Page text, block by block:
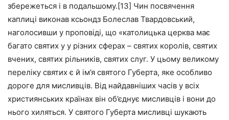
збережеться і в подальшому.[13] Чин посвячення
каплиці виконав ксьондз Болеслав Твардовський,
наголосивши у проповіді, що «католицька церква має
багато святих у у різних сферах – святих королів, святих
вчених, святих рільників, святих слуг. У цьому великому
переліку святих є й ім’я святого Губерта, яке особливо
дороге для мисливців. Від найдавніших часів у всіх
християнських країнах він об’єднує мисливців і вони до
нього хиляться. У святого Губерта мисливці шукають